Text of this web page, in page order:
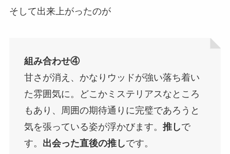
そして出来上がったのが
組み合わせ④
甘さが消え、かなりウッドが強い落ち着い
た雰囲気に。どこかミステリアスなところ
もあり、周囲の期待通りに完璧であろうと
気を張っている姿が浮かびます。 推しで
す。 出会った直後の推しです。